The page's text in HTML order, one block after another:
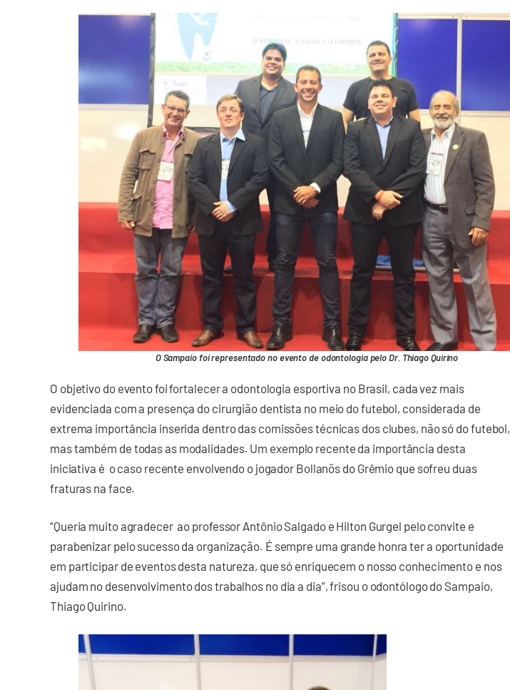
O Sampaio foi representado no evento de odontologia pelo Dr. Thiago Quirino
O objetivo do evento foi fortalecer a odontologia esportiva no Brasil, cada vez mais
evidenciada com a presença do cirurgião dentista no meio do futebol, considerada de
extrema importância inserida dentro das comissões técnicas dos clubes, não só do futebol,
mas também de todas as modalidades. Um exemplo recente da importância desta
iniciativa é o caso recente envolvendo o jogador Bollanõs do Grêmio que sofreu duas
fraturas na face.
“Queria muito agradecer ao professor Antônio Salgado e Hilton Gurgel pelo convite e
parabenizar pelo sucesso da organização. É sempre uma grande honra ter a oportunidade
em participar de eventos desta natureza, que só enriquecem o nosso conhecimento e nos
ajudam no desenvolvimento dos trabalhos no dia a dia”, frisou o odontólogo do Sampaio,
Thiago Quirino.